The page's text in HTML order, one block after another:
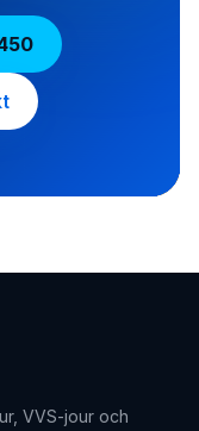
VVS-jour och